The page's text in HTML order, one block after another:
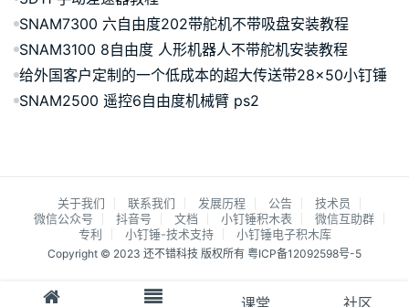
SNAM7300 六自由度202带舵机不带吸盘安装教程
SNAM3100 8自由度 人形机器人不带舵机安装教程
给外国客户定制的一个低成本的超大传送带28×50小钉锤
SNAM2500 遥控6自由度机械臂 ps2
关于我们 联系我们 发展历程 公告
技术员
微信公众号
抖音号 文档 小钉锤积木表
微信互助群
专利
小钉锤-技术支持 小钉锤电子积木库
Copyright © 2023 还不错科技 版权所有 粤ICP备12092598号-5
课堂 社区